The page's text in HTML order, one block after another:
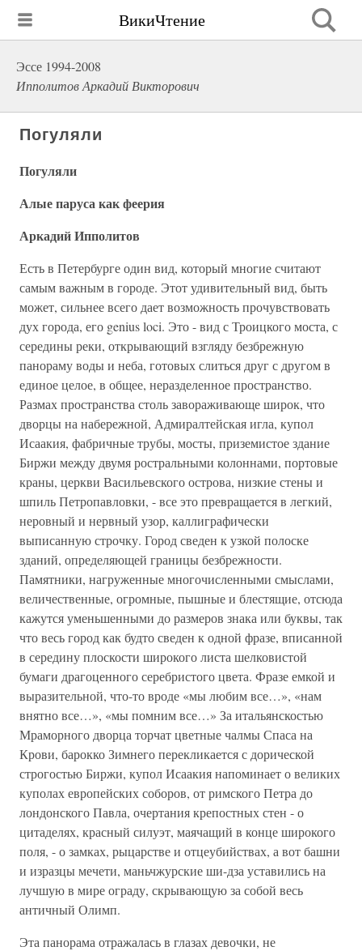
ВикиЧтение
Эссе 1994-2008
Ипполитов Аркадий Викторович
Погуляли
Погуляли
Алые паруса как феерия
Аркадий Ипполитов
Есть в Петербурге один вид, который многие считают
самым важным в городе. Этот удивительный вид, быть
может, сильнее всего дает возможность прочувствовать
дух города, его genius loci. Это - вид с Троицкого моста, с
середины реки, открывающий взгляду безбрежную
панораму воды и неба, готовых слиться друг с другом в
единое целое, в общее, неразделенное пространство.
Размах пространства столь завораживающе широк, что
дворцы на набережной, Адмиралтейская игла, купол
Исаакия, фабричные трубы, мосты, приземистое здание
Биржи между двумя ростральными колоннами, портовые
краны, церкви Васильевского острова, низкие стены и
шпиль Петропавловки, - все это превращается в легкий,
неровный и нервный узор, каллиграфически
выписанную строчку. Город сведен к узкой полоске
зданий, определяющей границы безбрежности.
Памятники, нагруженные многочисленными смыслами,
величественные, огромные, пышные и блестящие, отсюда
кажутся уменьшенными до размеров знака или буквы, так
что весь город как будто сведен к одной фразе, вписанной
в середину плоскости широкого листа шелковистой
бумаги драгоценного серебристого цвета. Фразе емкой и
выразительной, что-то вроде «мы любим все…», «нам
внятно все…», «мы помним все…» За итальянскостью
Мраморного дворца торчат цветные чалмы Спаса на
Крови, барокко Зимнего перекликается с дорической
строгостью Биржи, купол Исаакия напоминает о великих
куполах европейских соборов, от римского Петра до
лондонского Павла, очертания крепостных стен - о
цитаделях, красный силуэт, маячащий в конце широкого
поля, - о замках, рыцарстве и отцеубийствах, а вот башни
и изразцы мечети, маньчжурские ши-дза уставились на
лучшую в мире ограду, скрывающую за собой весь
античный Олимп.
Эта панорама отражалась в глазах девочки, не